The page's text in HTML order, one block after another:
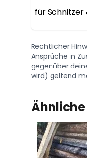
für Schnitzer
Rechtlicher
Ansprüche in
gegenüber
wird) geltend